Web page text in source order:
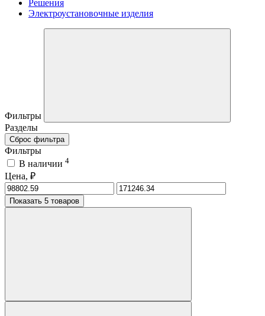
Решения
Электроустановочные изделия
Фильтры
Разделы
Сброс фильтра
Фильтры
В наличии 4
Цена, ₽
Показать 5 товаров